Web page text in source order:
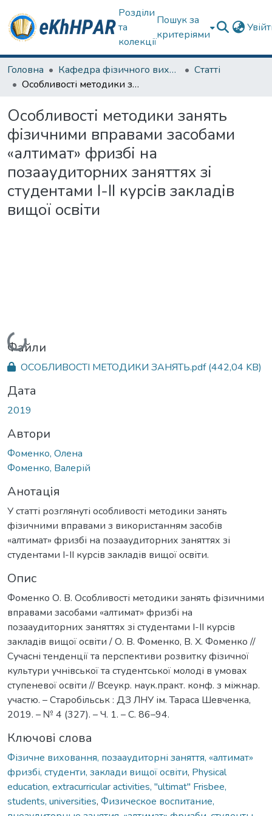
Розділи
та
колекції
Пошук за
критеріями
Головна Кафедра фізичного виховання та спортивного вдосконалення
Статті
Особливості методики занять фізичними вправами засобами «алтимат» фризбі на позааудиторних заняттях зі студентами І-ІІ курсів закладів вищої освіти
Особливості методики занять
фізичними вправами засобами
«алтимат» фризбі на
позааудиторних заняттях зі
студентами І-ІІ курсів закладів
вищої освіти
Вантажиться...
Файли
ОСОБЛИВОСТІ МЕТОДИКИ ЗАНЯТЬ.pdf(442,04 KB)
Дата
2019
Автори
Фоменко, Олена
Фоменко, Валерій
Анотація
У статті розглянуті особливості методики занять
фізичними вправами з використанням засобів
«алтимат» фризбі на позааудиторних заняттях зі
студентами І-ІІ курсів закладів вищої освіти.
Опис
Фоменко О. В. Особливості методики занять фізичними
вправами засобами «алтимат» фризбі на
позааудиторних заняттях зі студентами І-ІІ курсів
закладів вищої освіти / О. В. Фоменко, В. Х. Фоменко //
Сучасні тенденції та перспективи розвитку фізичної
культури учнівської та студентської молоді в умовах
ступеневої освіти // Всеукр. наук.практ. конф. з міжнар.
участю. – Старобільськ : ДЗ ЛНУ ім. Тараса Шевченка,
2019. – № 4 (327). – Ч. 1. – С. 86–94.
Ключові слова
Фізичне виховання, позааудиторні заняття, «алтимат»
фризбі, студенти, заклади вищої освіти, Physical
education, extracurricular activities, "ultimat" Frisbee,
students, universities, Физическое воспитание,